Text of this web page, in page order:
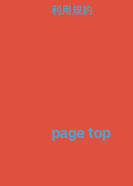
利用規約
page top